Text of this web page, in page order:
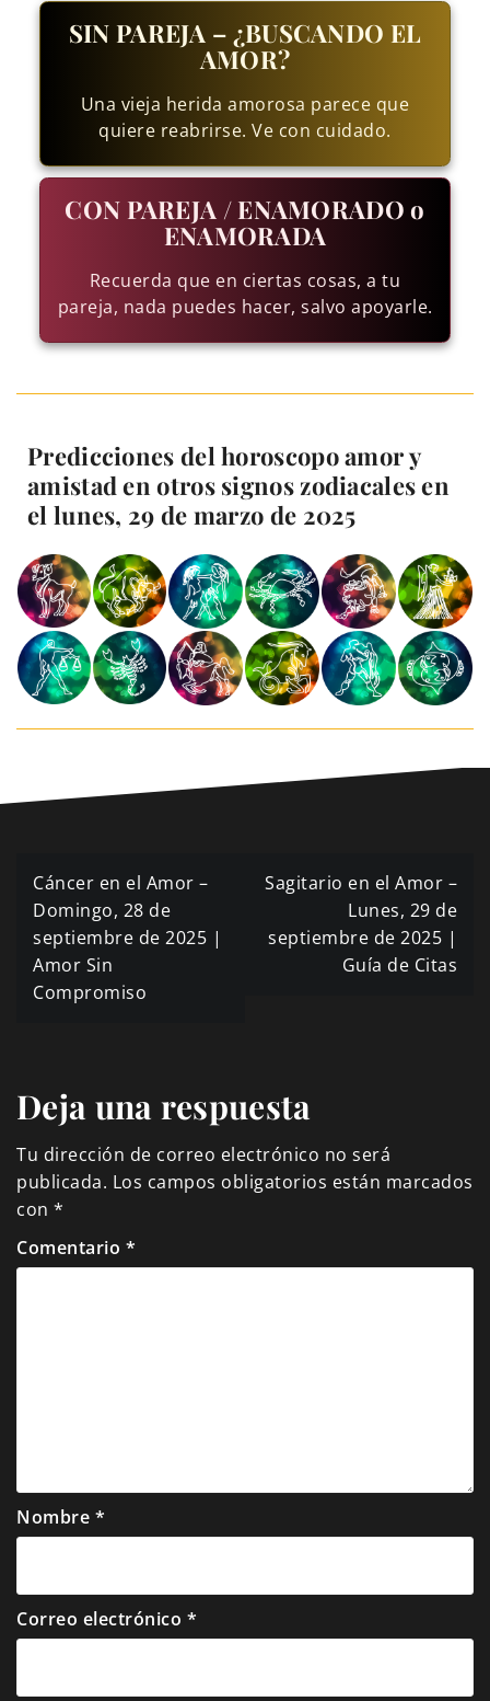
SIN PAREJA – ¿BUSCANDO EL
AMOR?
Una vieja herida amorosa parece que
quiere reabrirse. Ve con cuidado.
CON PAREJA / ENAMORADO o
ENAMORADA
Recuerda que en ciertas cosas, a tu
pareja, nada puedes hacer, salvo apoyarle.
Predicciones del horoscopo amor y
amistad en otros signos zodiacales en
el lunes, 29 de marzo de 2025
Navegación
de
entradas
Cáncer en el Amor –
Domingo, 28 de
septiembre de 2025 |
Amor Sin
Compromiso
Sagitario en el Amor –
Lunes, 29 de
septiembre de 2025 |
Guía de Citas
Deja una respuesta
Tu dirección de correo electrónico no será
publicada. Los campos obligatorios están marcados
con *
Comentario *
Nombre *
Correo electrónico *